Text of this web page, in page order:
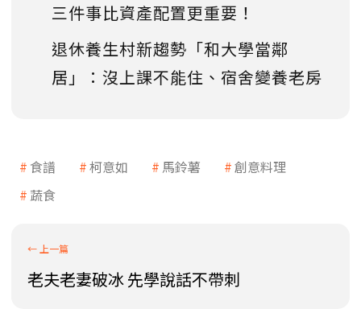
三件事比資產配置更重要！
退休養生村新趨勢「和大學當鄰
居」：沒上課不能住、宿舍變養老房
食譜 柯意如 馬鈴薯
創意料理
蔬食
老夫老妻破冰 先學說話不帶刺